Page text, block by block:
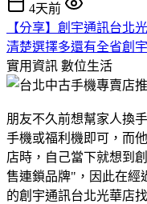
4天前
【分享】創宇通訊台北
清楚選擇多還有全省創
實用資訊 數位生活
朋友不久前想幫家人換
手機或福利機即可，而
店時，自己當下就想到
售連鎖品牌"，因此在經
的創宇通訊台北光華店